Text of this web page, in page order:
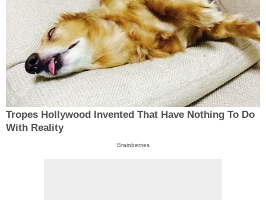
Tropes Hollywood Invented That Have Nothing To Do
With Reality
Brainberries